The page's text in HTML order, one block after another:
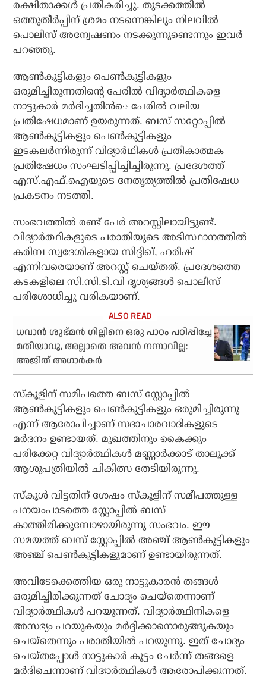
രക്ഷിതാക്കള്‍ പ്രതികരിച്ചു. തുടക്കത്തില്‍
ഒത്തുതീര്‍പ്പിന് ശ്രമം നടന്നെങ്കിലും നിലവില്‍
പൊലീസ് അന്വേഷണം നടക്കുന്നുണ്ടെന്നും ഇവര്‍
പറഞ്ഞു.
ആണ്‍കുട്ടികളും പെണ്‍കുട്ടികളും
ഒരുമിച്ചിരുന്നതിന്റെ പേരില്‍ വിദ്യാര്‍ത്ഥികളെ
നാട്ടുകാര്‍ മര്‍ദിച്ചതിന്‍െ പേരില്‍ വലിയ
പ്രതിഷേധമാണ് ഉയരുന്നത്. ബസ് സറ്റോപ്പില്‍
ആണ്‍കുട്ടികളും പെണ്‍കുട്ടികളും
ഇടകലര്‍ന്നിരുന്ന് വിദ്യാര്‍ഥികള്‍ പ്രതീകാത്മക
പ്രതിഷേധം സംഘടിപ്പിച്ചിച്ചിരുന്നു. പ്രദേശത്ത്
എസ്.എഫ്.ഐയുടെ നേതൃത്യത്തില്‍ പ്രതിഷേധ
പ്രകടനം നടത്തി.
സംഭവത്തില്‍ രണ്ട് പേര്‍ അറസ്റ്റിലായിട്ടുണ്ട്.
വിദ്യാര്‍ത്ഥികളുടെ പരാതിയുടെ അടിസ്ഥാനത്തില്‍
കരിമ്പ സ്വദേശികളായ സിദ്ദിഖ്, ഹരീഷ്
എന്നിവരെയാണ് അറസ്റ്റ് ചെയ്തത്. പ്രദേശത്തെ
കടകളിലെ സി.സി.ടി.വി ദൃശ്യങ്ങള്‍ പൊലീസ്
പരിശോധിച്ചു വരികയാണ്.
ധവാന്‍ ശുഭ്മന്‍ ഗില്ലിനെ ഒരു പാഠം പഠിപ്പിച്ചേ
മതിയാവൂ, അല്ലാതെ അവന്‍ നന്നാവില്ല:
അജിത് അഗാര്‍കര്‍
സ്‌കൂളിന് സമീപത്തെ ബസ് സ്റ്റോപ്പില്‍
ആണ്‍കുട്ടികളും പെണ്‍കുട്ടികളും ഒരുമിച്ചിരുന്നു
എന്ന് ആരോപിച്ചാണ് സദാചാരവാദികളുടെ
മര്‍ദനം ഉണ്ടായത്. മുഖത്തിനും കൈക്കും
പരിക്കേറ്റ വിദ്യാര്‍ത്ഥികള്‍ മണ്ണാര്‍ക്കാട് താലൂക്ക്
ആശുപത്രിയില്‍ ചികിത്സ തേടിയിരുന്നു.
സ്‌കൂള്‍ വിട്ടതിന് ശേഷം സ്‌കൂളിന് സമീപത്തുള്ള
പനയംപാടത്തെ സ്റ്റോപ്പില്‍ ബസ്
കാത്തിരിക്കുമ്പോഴായിരുന്നു സംഭവം. ഈ
സമയത്ത് ബസ് സ്റ്റോപ്പില്‍ അഞ്ച് ആണ്‍കുട്ടികളും
അഞ്ച് പെണ്‍കുട്ടികളുമാണ് ഉണ്ടായിരുന്നത്.
അവിടേക്കെത്തിയ ഒരു നാട്ടുകാരന്‍ തങ്ങള്‍
ഒരുമിച്ചിരിക്കുന്നത് ചോദ്യം ചെയ്‌തെന്നാണ്
വിദ്യാര്‍ത്ഥികള്‍ പറയുന്നത്. വിദ്യാര്‍ത്ഥിനികളെ
അസഭ്യം പറയുകയും മര്‍ദ്ദിക്കാനൊരുങ്ങുകയും
ചെയ്‌തെന്നും പരാതിയില്‍ പറയുന്നു. ഇത് ചോദ്യം
ചെയ്തപ്പോള്‍ നാട്ടുകാര്‍ കൂട്ടം ചേര്‍ന്ന് തങ്ങളെ
മര്‍ദിച്ചെന്നാണ് വിദ്യാര്‍ത്ഥികള്‍ ആരോപിക്കുന്നത്.